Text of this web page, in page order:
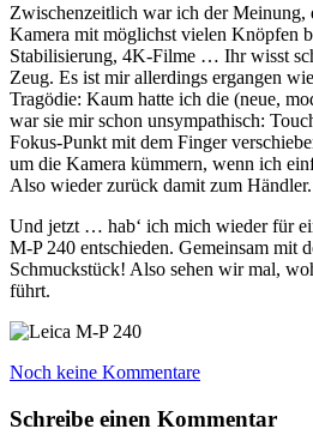
Zwischenzeitlich war ich der Meinung,
Kamera mit möglichst vielen Knöpfen
Stabilisierung, 4K-Filme … Ihr wisst
Zeug. Es ist mir allerdings ergangen
Tragödie: Kaum hatte ich die (neue,
war sie mir schon unsympathisch:
Fokus-Punkt mit dem Finger
um die Kamera kümmern, wenn ich
Also wieder zurück damit zum Händler.
Und jetzt … hab‘ ich mich wieder für
M-P 240 entschieden. Gemeinsam mit
Schmuckstück! Also sehen wir mal,
führt.
Noch keine Kommentare
Schreibe einen Kommentar